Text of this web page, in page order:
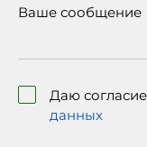
Ваше сообщение
Даю
данных